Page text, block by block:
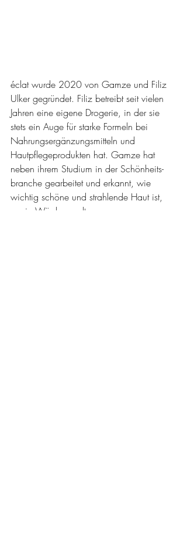
éclat wurde 2020 von Gamze und Filiz
Ulker gegründet. Filiz betreibt seit vielen
Jahren eine eigene Drogerie, in der sie
stets ein Auge für starke Formeln bei
Nahrungsergänzungsmitteln und
Hautpflegeprodukten hat. Gamze hat
neben ihrem Studium in der Schönheits-
branche gearbeitet und erkannt, wie
wichtig schöne und strahlende Haut ist,
um in Würde zu altern.